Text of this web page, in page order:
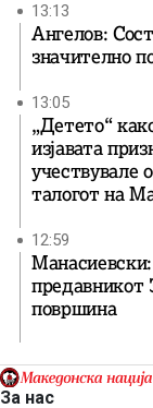
13:13
Ангелов:
значително
13:05
„Детето“
изјавата
учествувале
талогот на
12:59
предавникот
површина
За нас